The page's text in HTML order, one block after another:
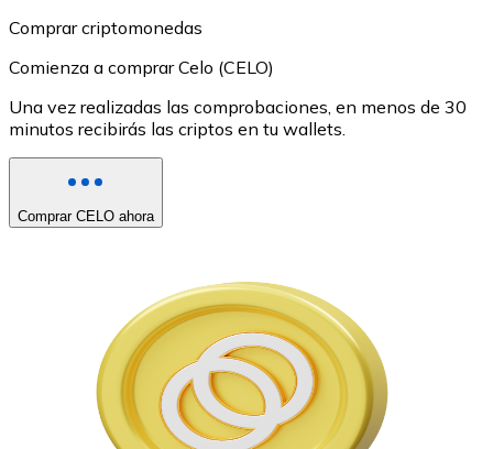
Comprar criptomonedas
Comienza a comprar Celo (CELO)
Una vez realizadas las comprobaciones, en menos de 30
minutos recibirás las criptos en tu wallets.
Comprar CELO ahora